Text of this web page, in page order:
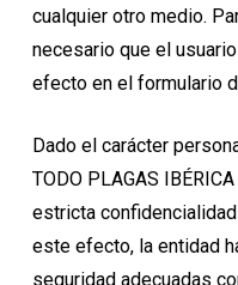
cualquier otro medio.
necesario que el
efecto en el formulario
Dado el carácter
TODO PLAGAS
estricta
este efecto, la entidad
seguridad adecuadas